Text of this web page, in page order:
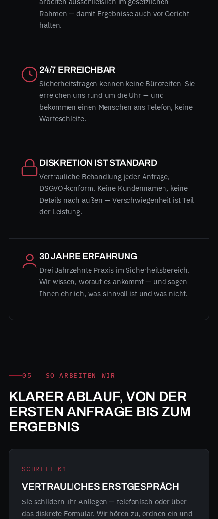
Rahmen — damit Ergebnisse auch vor Gericht
halten.
24/7 ERREICHBAR
Sicherheitsfragen kennen keine Bürozeiten. Sie
erreichen uns rund um die Uhr — und
bekommen einen Menschen ans Telefon, keine
Warteschleife.
DISKRETION IST STANDARD
Vertrauliche Behandlung jeder Anfrage,
DSGVO-konform. Keine Kundennamen, keine
Details nach außen — Verschwiegenheit ist Teil
der Leistung.
30 JAHRE ERFAHRUNG
Drei Jahrzehnte Praxis im Sicherheitsbereich.
Wir wissen, worauf es ankommt — und sagen
Ihnen ehrlich, was sinnvoll ist und was nicht.
05 — SO ARBEITEN WIR
KLARER ABLAUF, VON DER
ERSTEN ANFRAGE BIS ZUM
ERGEBNIS
SCHRITT 01
VERTRAULICHES ERSTGESPRÄCH
Sie schildern Ihr Anliegen — telefonisch oder über
das diskrete Formular. Wir hören zu, ordnen ein und